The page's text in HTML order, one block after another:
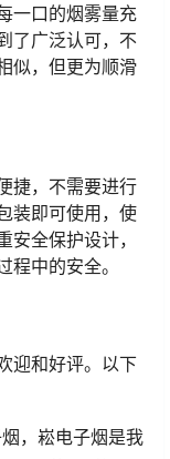
一口的烟雾量充
了广泛认可，不
似，但更为顺滑
捷，不需要进行
装即可使用，使
全保护设计，
中的安全。
迎和好评。以下
，崧电子烟是我